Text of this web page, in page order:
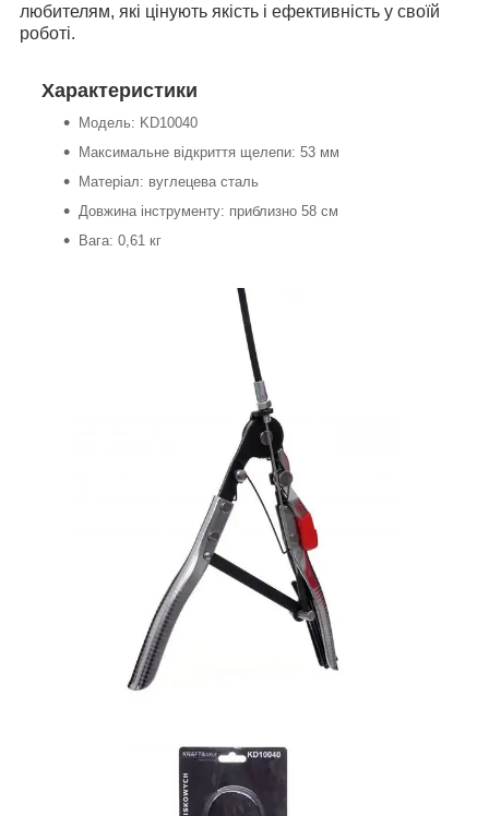
любителям, які цінують якість і ефективність у своїй
роботі.
Характеристики
Модель: KD10040
Максимальне відкриття щелепи: 53 мм
Матеріал: вуглецева сталь
Довжина інструменту: приблизно 58 см
Вага: 0,61 кг